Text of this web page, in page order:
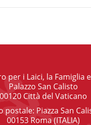
per i Laici, la Famiglia
Palazzo San Calisto
00120 Città del Vaticano
postale: Piazza San
00153 Roma (ITALIA)